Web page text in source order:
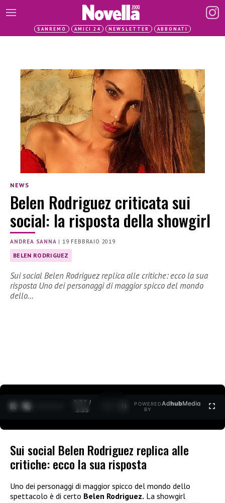
SANREMO AMICI 24 NEWSLETTER ABBONATI
NEWS
Belen Rodriguez criticata sui
social: la risposta della showgirl
ANDREA SANNA | 19 FEBBRAIO 2019
BELEN RODRIGUEZ
Sui social Belen Rodriguez replica alle critiche: ecco la sua
risposta Uno dei personaggi di maggior spicco del mondo
dello…
0:27 /
3:35
POWERED
BY
AdhubMedia
Sui social Belen Rodriguez replica alle
critiche: ecco la sua risposta
Uno dei personaggi di maggior spicco del mondo dello
spettacolo è di certo Belen Rodriguez. La showgirl